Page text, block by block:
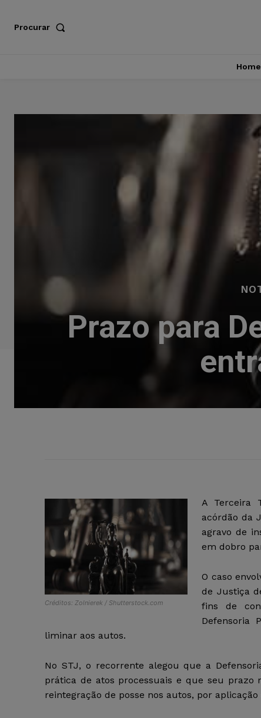
Procurar
Home
Prazo para
Créditos: Zolnierek / Shutterstock.com
A Terceira
acórdão da
agravo de
em dobro
O caso
de Justiça
fins de
Defensoria
liminar aos autos.
No STJ, o recorrente alegou que a
prática de atos processuais e que seu
reintegração de posse nos autos, por aplicação